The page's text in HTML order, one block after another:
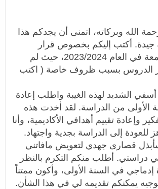
الله وبركاته، اتمنى أن يجدكم هذا
أكتب إليكم بخصوص قرار
إقصائي من الجامعة في العام 2023/2024، حيث لم
الدروس بسبب ظروف خاصة ( اكتب
الشديد لهذه الغيبة واطلب إعادة
الأولى من الدراسة. لقد أخدت هذه
وإعادة تقييم أهدافي الأكاديمية، وأنا
للعودة إلى الدراسة بجدية واجتهاد.
قصارى جهدي لتعويض مافاتني
دراستي. أطلب منكم التكرم بالنظر
في السنة الأولى، وأكون ممتناً
يمكنكم تقديمه لي في هذا الشأن.